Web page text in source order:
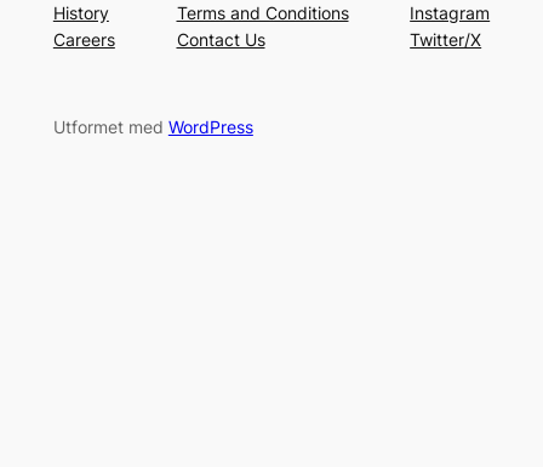
History
Careers
Terms and Conditions
Contact Us
Instagram
Twitter/X
Utformet med WordPress